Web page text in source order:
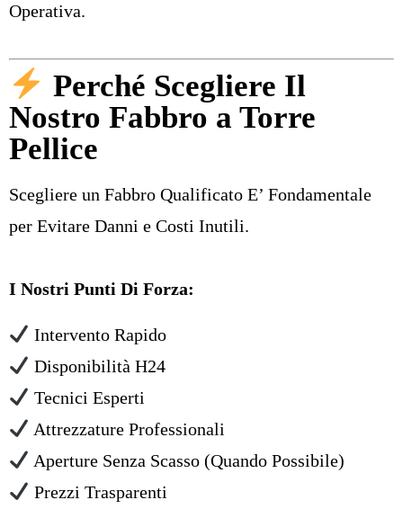
Operativa.
Perché Scegliere Il
Nostro Fabbro a Torre
Pellice
Scegliere un Fabbro Qualificato E’ Fondamentale
per Evitare Danni e Costi Inutili.
I Nostri Punti Di Forza:
Intervento Rapido
Disponibilità H24
Tecnici Esperti
Attrezzature Professionali
Aperture Senza Scasso (Quando Possibile)
Prezzi Trasparenti